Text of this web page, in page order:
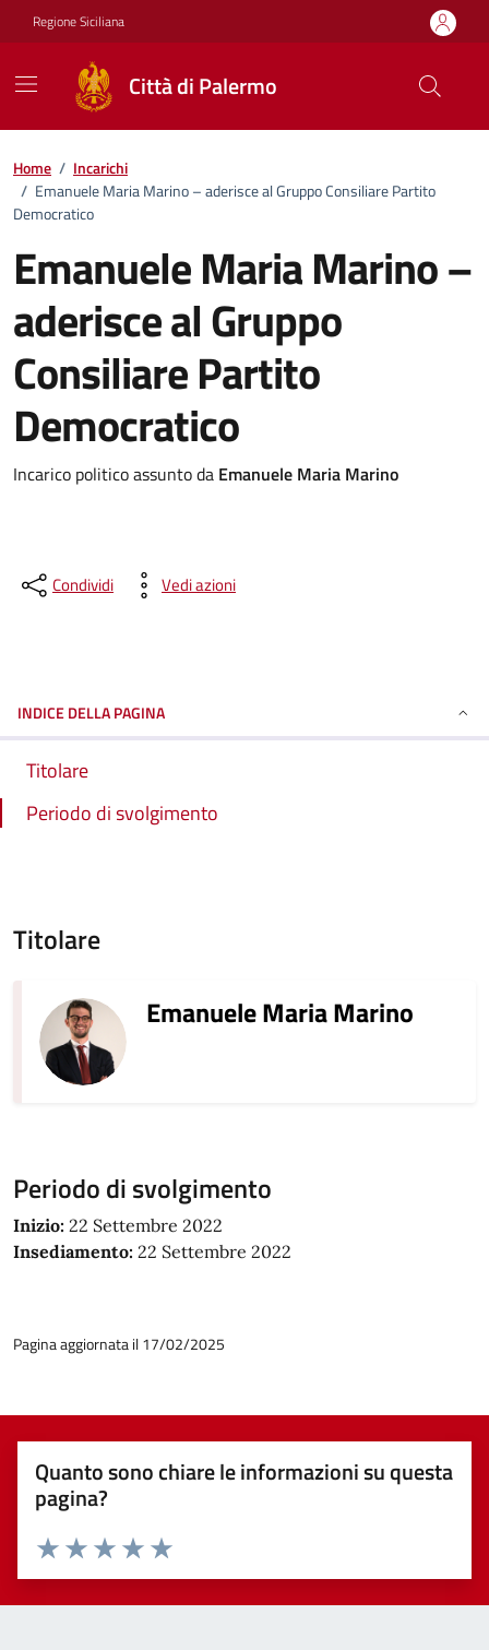
Vai ai contenuti
Vai al footer
Regione Siciliana
Città di Palermo
Home / Incarichi
/ Emanuele Maria Marino – aderisce al Gruppo Consiliare Partito
Democratico
Emanuele Maria Marino –
aderisce al Gruppo
Consiliare Partito
Democratico
Incarico politico assunto da Emanuele Maria Marino
Condividi Vedi azioni
INDICE DELLA PAGINA
Titolare
Periodo di svolgimento
Titolare
Emanuele Maria Marino
Periodo di svolgimento
Inizio: 22 Settembre 2022
Insediamento: 22 Settembre 2022
Pagina aggiornata il 17/02/2025
Quanto sono chiare le informazioni su questa
pagina?
Valuta 5 stelle su 5
Valuta 4 stelle su 5
Valuta 3 stelle su 5
Valuta 2 stelle su 5
Valuta 1 stelle su 5